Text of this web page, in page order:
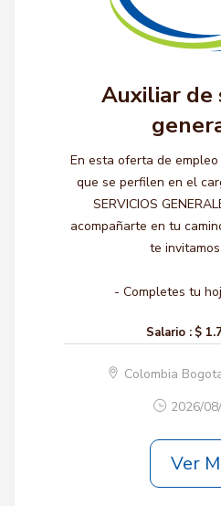
Auxiliar de
En esta oferta de
que se perfilen en el
SERVICIOS
acompañarte en tu
te
- Completes tu
Salario : $
Colombia
2026/
Ver